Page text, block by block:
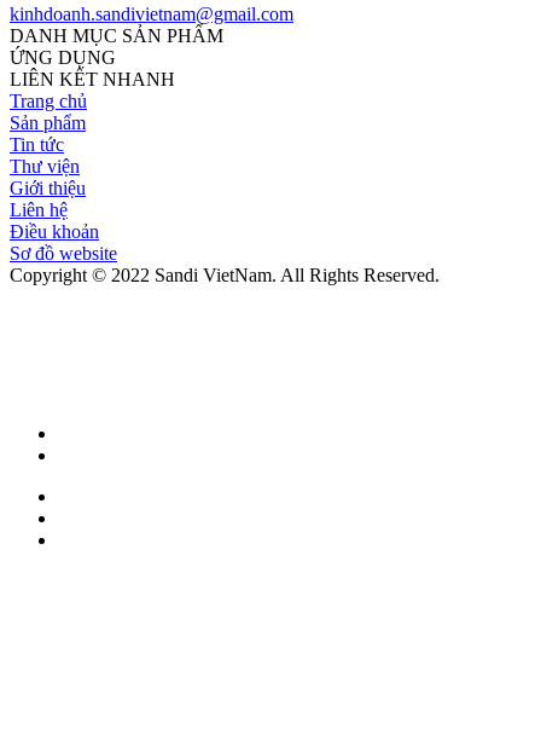
kinhdoanh.sandivietnam@gmail.com
DANH MỤC SẢN PHẨM
ỨNG DỤNG
LIÊN KẾT NHANH
Trang chủ
Sản phẩm
Tin tức
Thư viện
Giới thiệu
Liên hệ
Điều khoản
Sơ đồ website
Copyright © 2022 Sandi VietNam. All Rights Reserved.